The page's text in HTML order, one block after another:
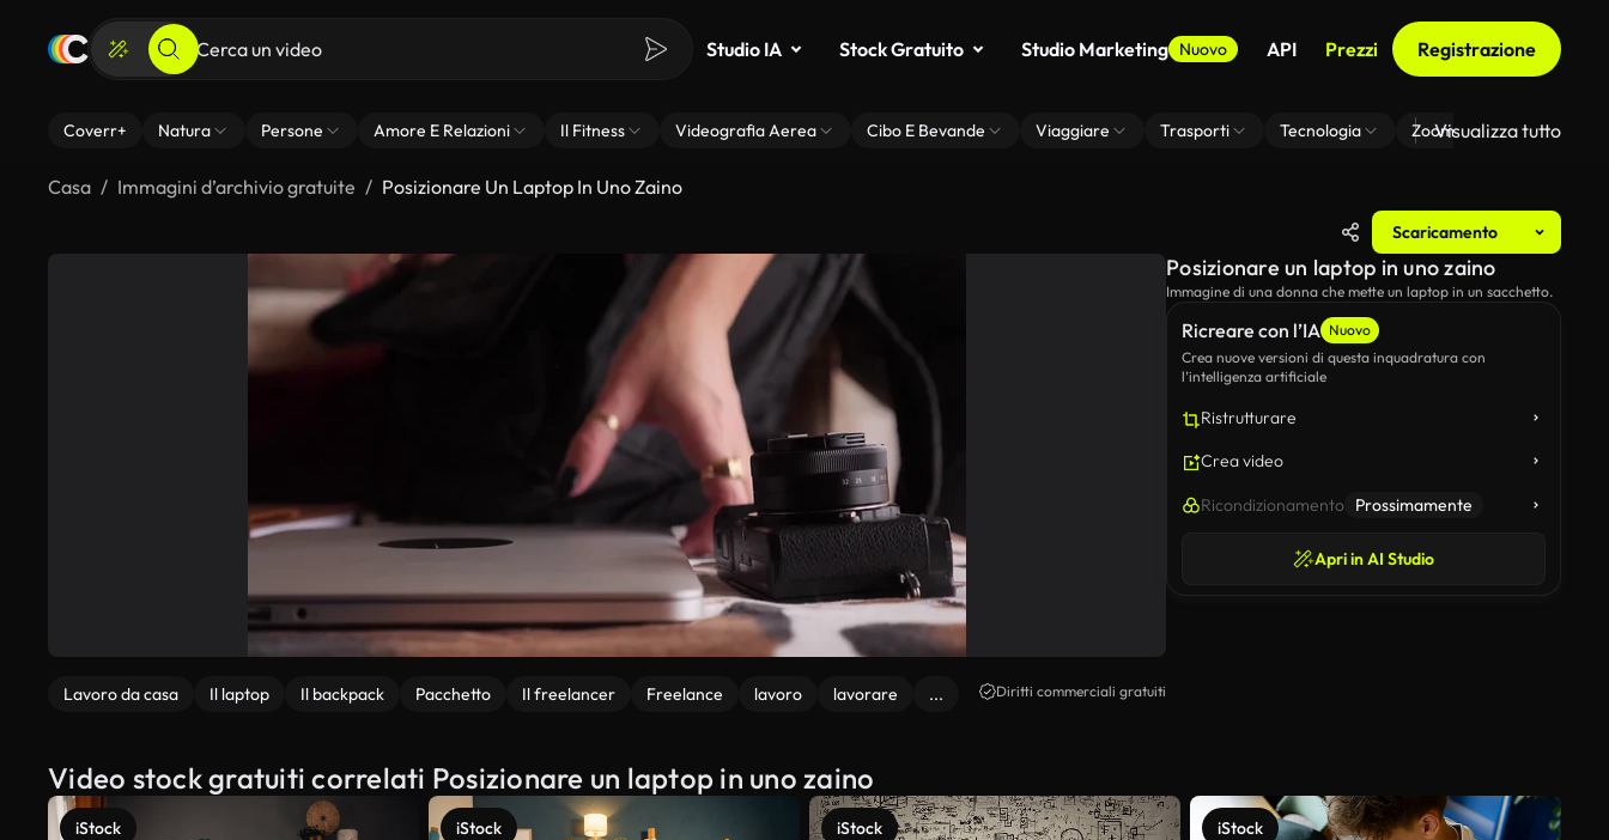
Studio IA Stock Gratuito Studio Marketing Nuovo API Prezzi Registrazione
Coverr+ Natura Persone Amore E Relazioni Il Fitness Videografia Aerea Cibo E Bevande Viaggiare Trasporti Tecnologia Zoom Di Sfondo Virtuale
Visualizza tutto
Casa Immagini d’archivio gratuite Posizionare Un Laptop In Uno Zaino
Scaricamento
Lavoro da casa Il laptop Il backpack Pacchetto Il freelancer Freelance lavoro lavorare ... Diritti commerciali gratuiti
Ricreare con l’IA Nuovo
Crea nuove versioni di questa inquadratura con
l’intelligenza artificiale
Ristrutturare
Crea video
Ricondizionamento Prossimamente
Apri in AI Studio
Posizionare un laptop in uno zaino
Immagine di una donna che mette un laptop in un sacchetto.
Video stock gratuiti correlati Posizionare un laptop in uno zaino
iStock iStock iStock iStock